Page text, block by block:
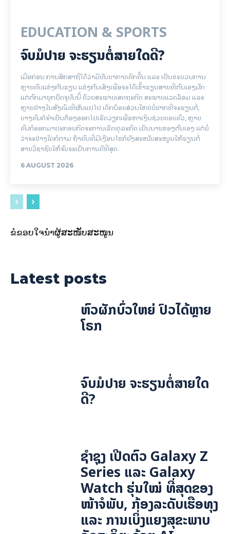
EDUCATION & SPORTS
ຈົບມໍປາຍ ຈະຮຽນຕໍ່ສາຍໃດດີ?
ເມື່ອກ່ອນ ການສຶກສາຖືໄດ້ວ່າມີບັນຍາກາດຄຶກຄື້ນ ແລະ ເປັນຂະບວນການ
ຫຼາຍຄົນແຂ່ງກັນຮຽນ ແຂ່ງກັນເສັງເພື່ອຈະໄດ້ເຂົ້າຮຽນສາຍທີ່ຕົນເອງມັກ
ແຕ່ຕົກມາຍຸກປັດຈຸບັນນີ້ ດ້ວຍສະພາບເສດຖະກິດ ສະພາບແວດລ້ອມ ແລະ
ຫຼາຍຢ່າງໃນສັງຄົມທີ່ຜັນແປໄປ ເດັກນ້ອຍສ່ວນໃຫຍ່ບໍ່ຢາກທີ່ຈະຮຽນຕໍ່,
ບາງຄົນກໍຈຳເປັນຕ້ອງອອກໄປເຮັດວຽກເພື່ອຫາເງິນຊ່ວຍຄອບຄົວ, ຫຼາຍ
ຄົນກໍອອກມາປະກອບກິດຈະການເຮັດທຸລະກິດ ເປັນນາຍຂອງຕົນເອງ ແຕ່ບໍ່
ວ່າຈະຢ່າງໃດກໍຕາມ ຖ້າຄົນທີ່ມີເງືອນໄຂກໍຍັງສະໜັບສະໜູນໃຫ້ຮຽນຕໍ່
ສາຍວິຊາຊີບໃຫ້ຈົບຈະເປັນການດີທີ່ສຸດ.
6 AUGUST 2026
ຂໍຂອບໃຈນຳຜູ້ສະໜັບສະໜູນ
Latest posts
ຫົວຜັກບົ່ວໃຫຍ່ ປົວໄດ້ຫຼາຍ
ໂຣກ
ຈົບມໍປາຍ ຈະຮຽນຕໍ່ສາຍໃດ
ດີ?
ຊຳຊຸງ ເປີດຕົວ Galaxy Z
Series ແລະ Galaxy
Watch ຮຸ່ນໃໝ່ ທີ່ສຸດຂອງ
ໜ້າຈໍພັບ, ກ້ອງລະດັບເຮືອທຸງ
ແລະ ການເບິ່ງແຍງສຸຂະພາບ